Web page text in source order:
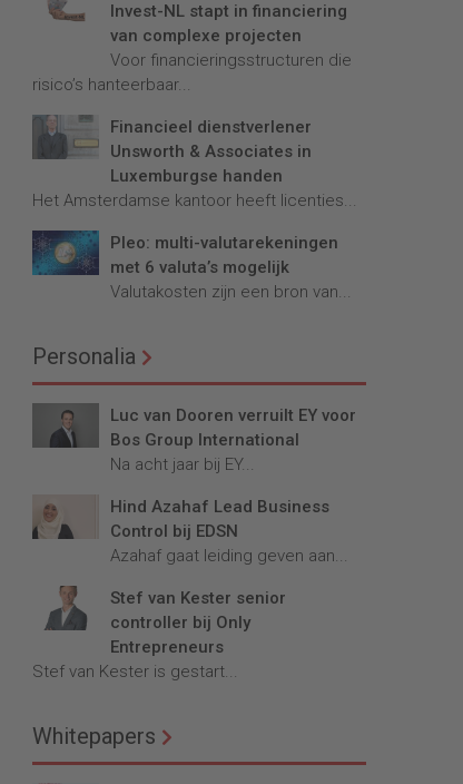
Invest-NL stapt in financiering
van complexe projecten
Voor financieringsstructuren die
risico’s hanteerbaar...
Financieel dienstverlener
Unsworth & Associates in
Luxemburgse handen
Het Amsterdamse kantoor heeft licenties...
Pleo: multi-valutarekeningen
met 6 valuta’s mogelijk
Valutakosten zijn een bron van...
Personalia
Luc van Dooren verruilt EY voor
Bos Group International
Na acht jaar bij EY...
Hind Azahaf Lead Business
Control bij EDSN
Azahaf gaat leiding geven aan...
Stef van Kester senior
controller bij Only
Entrepreneurs
Stef van Kester is gestart...
Whitepapers